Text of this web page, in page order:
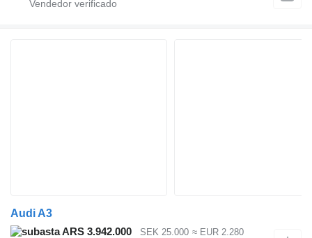
Audi A3
ARS 3.942.000
SEK 25.000 ≈ EUR 2.280